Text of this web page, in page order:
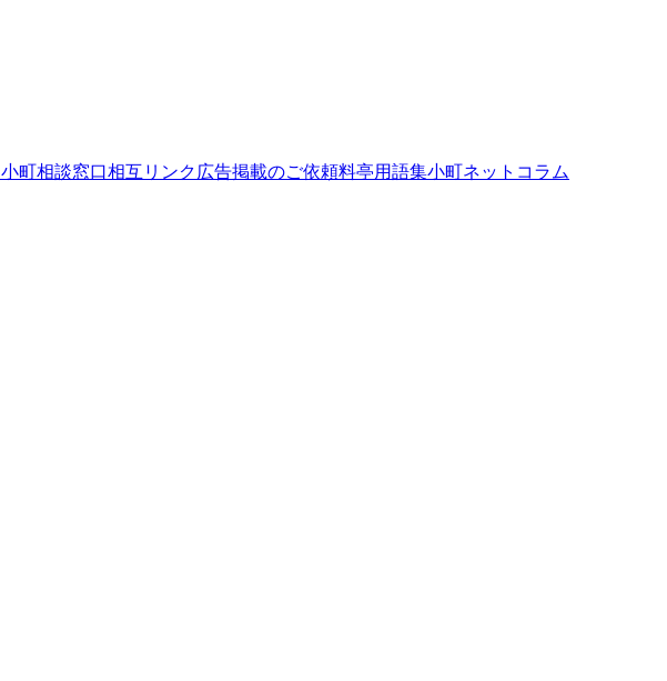
小町相談窓口相互リンク 広告掲載のご依頼料亭用語集小町ネットコラム